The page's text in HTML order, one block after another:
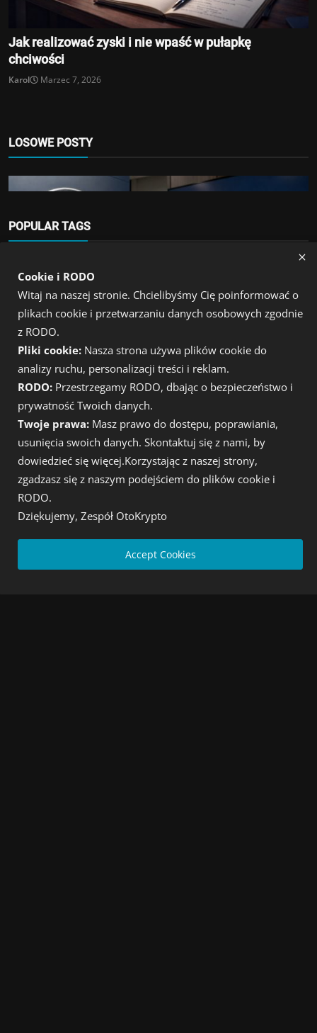
Jak realizować zyski i nie wpaść w pułapkę
chciwości
Karol Marzec 7, 2026
LOSOWE POSTY
Kryptowaluty
SEC wstrzymuje opcje na Bitcoina
Admin Sierpień 3, 2026
POPULAR TAGS
inwestycje bitcoin
kryptowaluty wiadomości
Kryptowaluty btc
trade
finanse
rynek kryptowalut wiadomości
xrp
Ripple
usa Trump
Kryptowaluty wiadomości dnia
Cookie i RODO
Witaj na naszej stronie. Chcielibyśmy Cię poinformować o
plikach cookie i przetwarzaniu danych osobowych zgodnie
z RODO.
Pliki cookie: Nasza strona używa plików cookie do
analizy ruchu, personalizacji treści i reklam.
RODO: Przestrzegamy RODO, dbając o bezpieczeństwo i
prywatność Twoich danych.
Twoje prawa: Masz prawo do dostępu, poprawiania,
usunięcia swoich danych. Skontaktuj się z nami, by
dowiedzieć się więcej.Korzystając z naszej strony,
zgadzasz się z naszym podejściem do plików cookie i
RODO.
Dziękujemy, Zespół OtoKrypto
Accept Cookies